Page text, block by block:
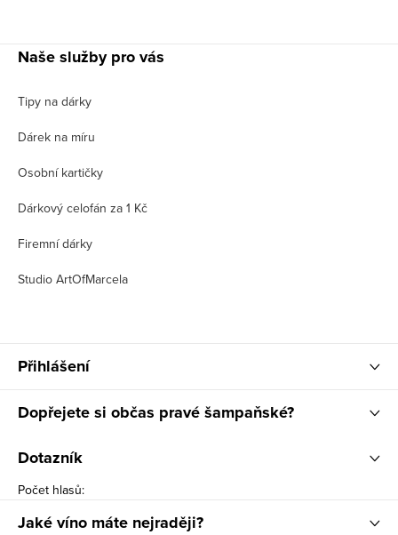
Naše služby pro vás
Tipy na dárky
Dárek na míru
Osobní kartičky
Dárkový celofán za 1 Kč
Firemní dárky
Studio ArtOfMarcela
Přihlášení
Dopřejete si občas pravé šampaňské?
Dotazník
Počet hlasů:
Jaké víno máte nejraději?